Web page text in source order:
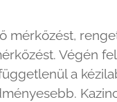
mérkőzést,
Végén
a